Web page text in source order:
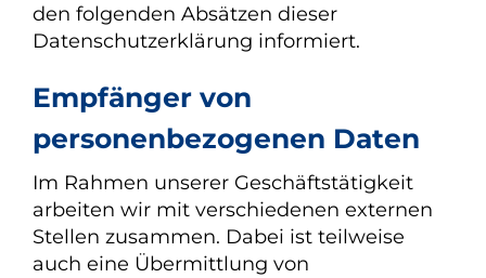
den folgenden Absätzen dieser
Datenschutzerklärung informiert.
Empfänger von
personenbezogenen Daten
Im Rahmen unserer Geschäftstätigkeit
arbeiten wir mit verschiedenen externen
Stellen zusammen. Dabei ist teilweise
auch eine Übermittlung von